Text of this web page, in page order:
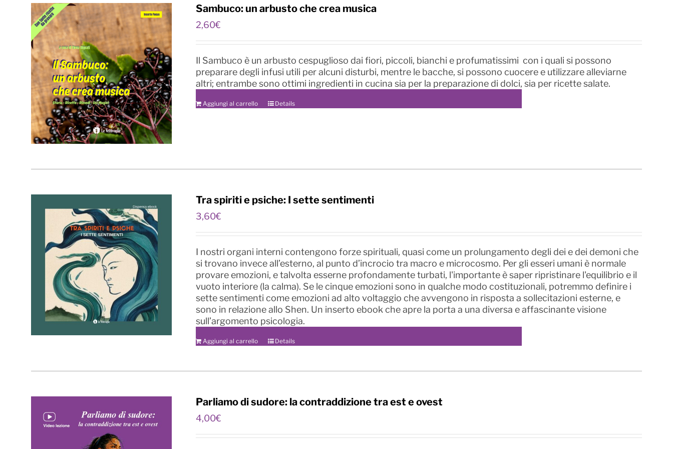
Sambuco: un arbusto che crea musica
2,60€
Il Sambuco è un arbusto cespuglioso dai fiori, piccoli, bianchi e profumatissimi con i quali si possono
preparare degli infusi utili per alcuni disturbi, mentre le bacche, si possono cuocere e utilizzare alleviarne
altri; entrambe sono ottimi ingredienti in cucina sia per la preparazione di dolci, sia per ricette salate.
Aggiungi al carrello Details
Tra spiriti e psiche: I sette sentimenti
3,60€
I nostri organi interni contengono forze spirituali, quasi come un prolungamento degli dei e dei demoni che
si trovano invece all’esterno, al punto d’incrocio tra macro e microcosmo. Per gli esseri umani è normale
provare emozioni, e talvolta esserne profondamente turbati, l'importante è saper ripristinare l'equilibrio e il
vuoto interiore (la calma). Se le cinque emozioni sono in qualche modo costituzionali, potremmo definire i
sette sentimenti come emozioni ad alto voltaggio che avvengono in risposta a sollecitazioni esterne, e
sono in relazione allo Shen. Un inserto ebook che apre la porta a una diversa e affascinante visione
sull’argomento psicologia.
Aggiungi al carrello Details
Parliamo di sudore: la contraddizione tra est e ovest
4,00€